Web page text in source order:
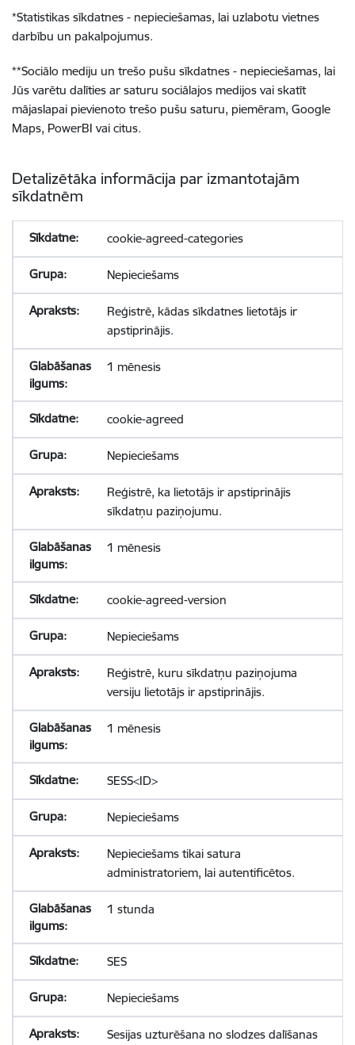
*Statistikas sīkdatnes - nepieciešamas, lai uzlabotu vietnes
darbību un pakalpojumus.
**Sociālo mediju un trešo pušu sīkdatnes - nepieciešamas, lai
Jūs varētu dalīties ar saturu sociālajos medijos vai skatīt
mājaslapai pievienoto trešo pušu saturu, piemēram, Google
Maps, PowerBI vai citus.
Detalizētāka informācija par izmantotajām
sīkdatnēm
cookie-agreed-categories
Nepieciešams
Reģistrē, kādas sīkdatnes lietotājs ir
apstiprinājis.
1 mēnesis
cookie-agreed
Nepieciešams
Reģistrē, ka lietotājs ir apstiprinājis
sīkdatņu paziņojumu.
1 mēnesis
cookie-agreed-version
Nepieciešams
Reģistrē, kuru sīkdatņu paziņojuma
versiju lietotājs ir apstiprinājis.
1 mēnesis
SESS<ID>
Nepieciešams
Nepieciešams tikai satura
administratoriem, lai autentificētos.
1 stunda
SES
Nepieciešams
Sesijas uzturēšana no slodzes dalīšanas